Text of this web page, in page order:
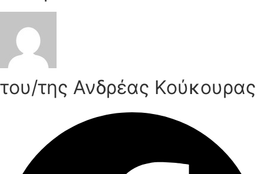
του/της Ανδρέας Κούκουρας